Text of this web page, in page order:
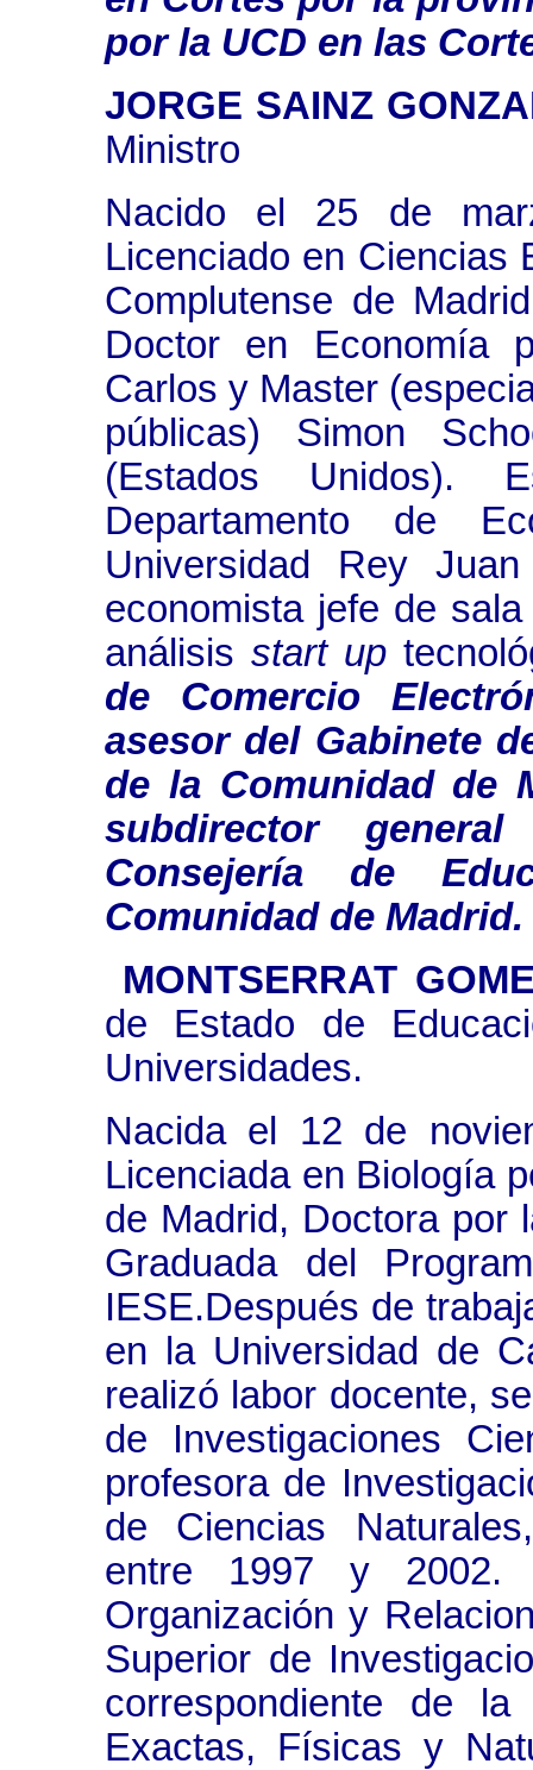
por la UCD en las
JORGE SAINZ
Ministro
Nacido el 25 de
Licenciado en Ciencias
Complutense de
Doctor en Economía
Carlos y Master
públicas) Simon
(Estados
Departamento de
Universidad Rey
economista jefe de
análisis start up
de Comercio
asesor del Gabinete
de la Comunidad de
subdirector
Consejería de
Comunidad de Madrid.
MONTSERRAT
de Estado de
Universidades.
Nacida el 12 de
Licenciada en Biología
de Madrid, Doctora por
Graduada del
IESE.Después de
en la Universidad de
realizó labor docente,
de Investigaciones
profesora de
de Ciencias
entre 1997 y 2002.
Organización y
Superior de
correspondiente de
Exactas, Físicas y